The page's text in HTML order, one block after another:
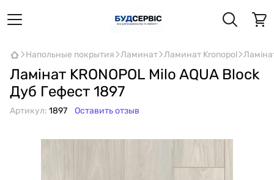
Напольные покрытия Ламинат Ламинат Kronopol
Ламінат KRONOPOL Milo AQUA Block
Дуб Гефест 1897
Артикул: 1897 Оставить отзыв